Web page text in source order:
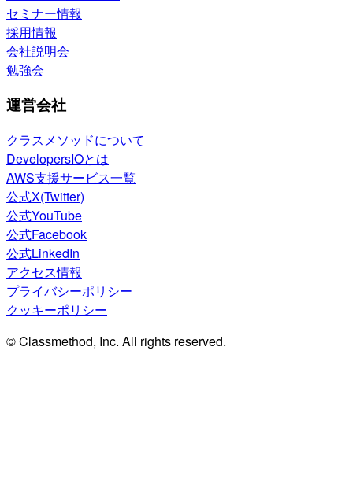
セミナー情報
採用情報
会社説明会
勉強会
運営会社
クラスメソッドについて
DevelopersIOとは
AWS支援サービス一覧
公式X(Twitter)
公式YouTube
公式Facebook
公式LinkedIn
アクセス情報
プライバシーポリシー
クッキーポリシー
© Classmethod, Inc. All rights reserved.